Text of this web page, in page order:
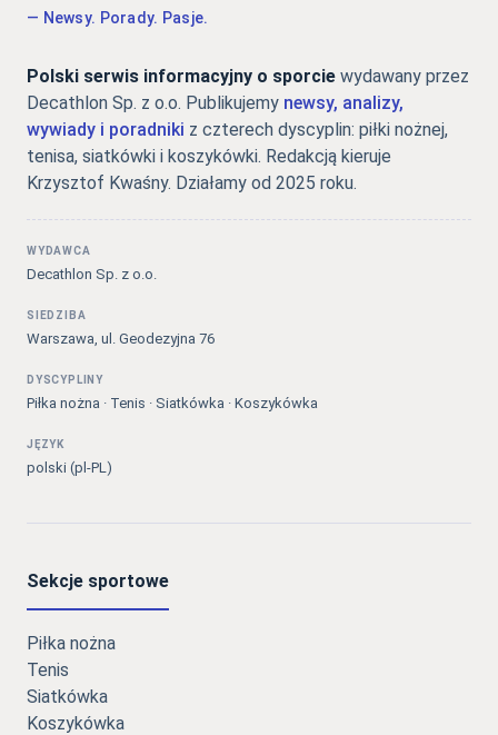
— Newsy. Porady. Pasje.
Polski serwis informacyjny o sporcie wydawany przez
Decathlon Sp. z o.o. Publikujemy newsy, analizy,
wywiady i poradniki z czterech dyscyplin: piłki nożnej,
tenisa, siatkówki i koszykówki. Redakcją kieruje
Krzysztof Kwaśny. Działamy od 2025 roku.
WYDAWCA
Decathlon Sp. z o.o.
SIEDZIBA
Warszawa, ul. Geodezyjna 76
DYSCYPLINY
Piłka nożna · Tenis · Siatkówka · Koszykówka
JĘZYK
polski (pl-PL)
Sekcje sportowe
Piłka nożna
Tenis
Siatkówka
Koszykówka